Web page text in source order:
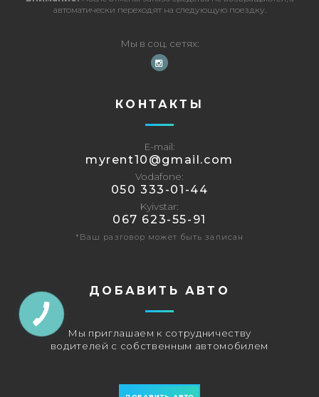
автоматически переходят на следующую поездку.
Мы в соц. сетях
КОНТАКТЫ
E-mail
‎myrent10@gmail.com
Vodafone
‎050 333-01-44
Kyivstar
067 623-55-91
*Ваш разговор может быть записан
ДОБАВИТЬ АВТО
Мы приглашаем к сотрудничеству
водителей с собственным автомобилем